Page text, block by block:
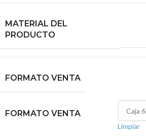
MATERIAL DEL
PRODUCTO
FORMATO VENTA
FORMATO VENTA
Limpiar